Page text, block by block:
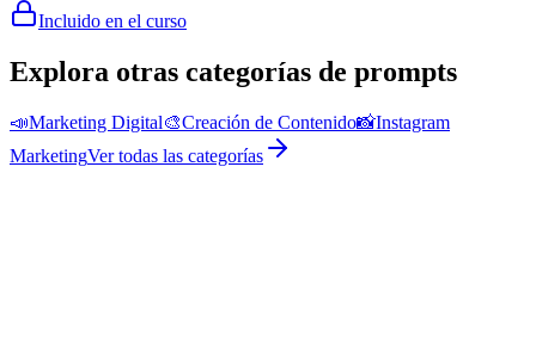
Incluido en el curso
Explora otras categorías de prompts
📣Marketing Digital🎨Creación de Contenido📸Instagram
MarketingVer todas las categorías